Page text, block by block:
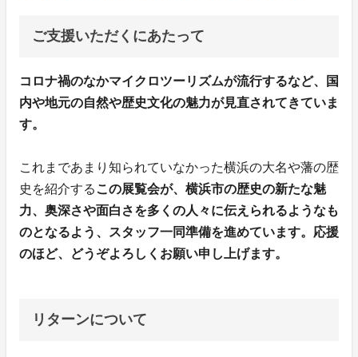
ご支援いただくにあたって
コロナ禍のなかマイクロツーリズムが流行するなど、国
内や地元の自然や歴史文化の魅力が見直されてきていま
す。
これまであまり知られていなかった横浜の大名や藩の歴
史を紹介する この展覧会が、横浜市の歴史の新たな魅
力、奥深さや面白さを多くの人々に伝えられるようなも
のとなるよう、スタッフ一同準備を進めています。応援
のほど、どうぞよろしくお願い申し上げます。
リターンについて